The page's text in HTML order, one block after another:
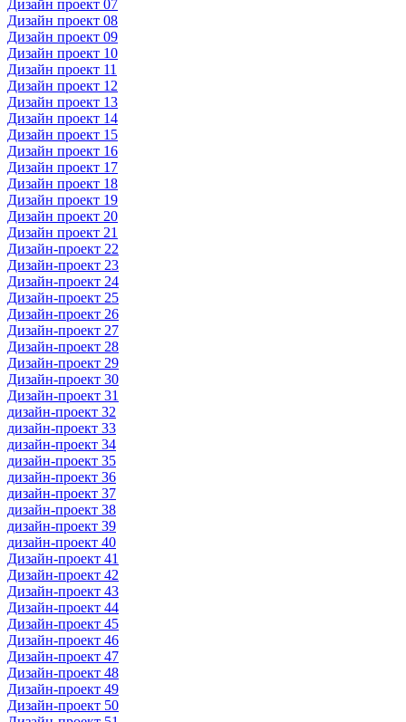
Дизайн проект 07
Дизайн проект 08
Дизайн проект 09
Дизайн проект 10
Дизайн проект 11
Дизайн проект 12
Дизайн проект 13
Дизайн проект 14
Дизайн проект 15
Дизайн проект 16
Дизайн проект 17
Дизайн проект 18
Дизайн проект 19
Дизайн проект 20
Дизайн проект 21
Дизайн-проект 22
Дизайн-проект 23
Дизайн-проект 24
Дизайн-проект 25
Дизайн-проект 26
Дизайн-проект 27
Дизайн-проект 28
Дизайн-проект 29
Дизайн-проект 30
Дизайн-проект 31
дизайн-проект 32
дизайн-проект 33
дизайн-проект 34
дизайн-проект 35
дизайн-проект 36
дизайн-проект 37
дизайн-проект 38
дизайн-проект 39
дизайн-проект 40
Дизайн-проект 41
Дизайн-проект 42
Дизайн-проект 43
Дизайн-проект 44
Дизайн-проект 45
Дизайн-проект 46
Дизайн-проект 47
Дизайн-проект 48
Дизайн-проект 49
Дизайн-проект 50